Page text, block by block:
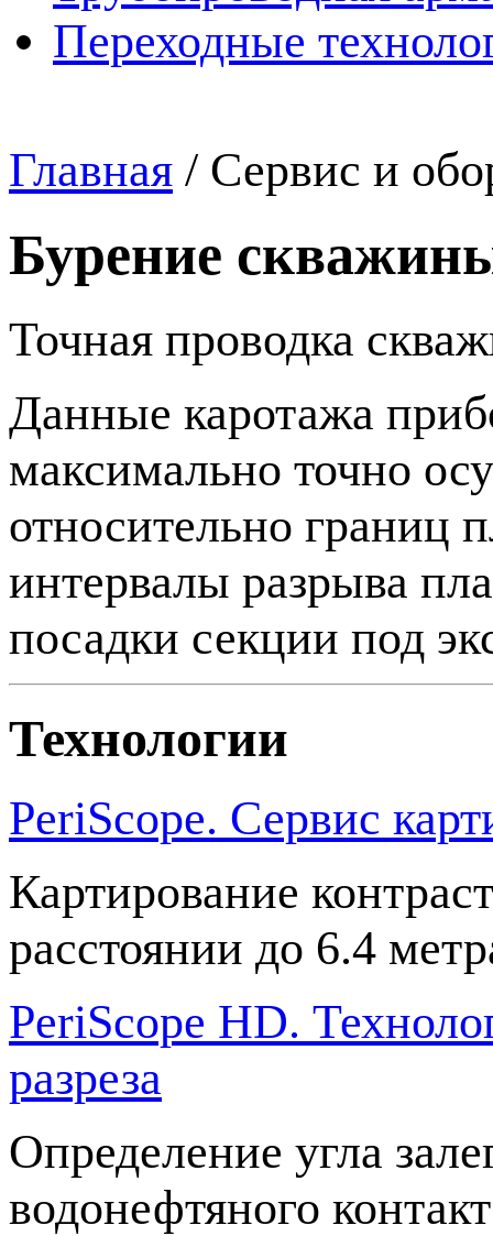
Переходные
Главная / Сервис и
Бурение
Точная проводка
Данные каротажа
максимально точно
относительно границ
интервалы разрыва
посадки секции под
Технологии
PeriScope. Сервис
Картирование
расстоянии до 6.4
PeriScope HD.
разреза
Определение угла
водонефтяного